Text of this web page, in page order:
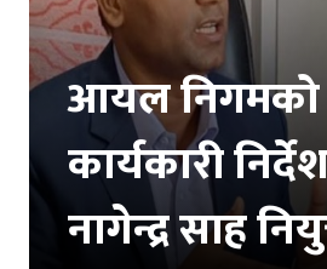
आयल निगमको
कार्यकारी
नागेन्द्र साह